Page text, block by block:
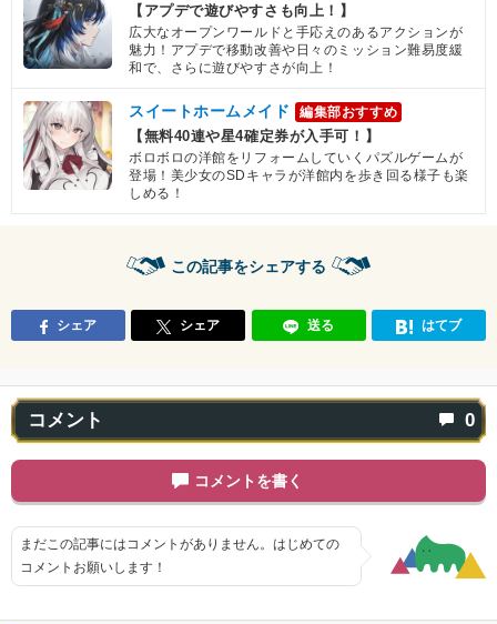
【アプデで遊びやすさも向上！】
広大なオープンワールドと手応えのあるアクションが
魅力！アプデで移動改善や日々のミッション難易度緩
和で、さらに遊びやすさが向上！
スイートホームメイド 編集部おすすめ
【無料40連や星4確定券が入手可！】
ボロボロの洋館をリフォームしていくパズルゲームが
登場！美少女のSDキャラが洋館内を歩き回る様子も楽
しめる！
この記事をシェアする
シェア シェア 送る はてブ
コメント 0
コメントを書く
まだこの記事にはコメントがありません。はじめての
コメントお願いします！